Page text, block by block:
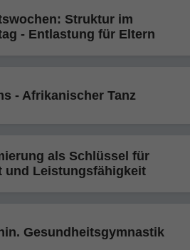
Struktur im
- Entlastung für Eltern
- Afrikanischer Tanz
als Schlüssel für
und Leistungsfähigkeit
Gesundheitsgymnastik